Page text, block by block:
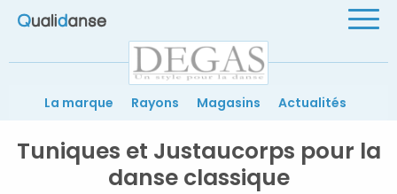
La marque Rayons Magasins Actualités
Tuniques et Justaucorps pour la
danse classique